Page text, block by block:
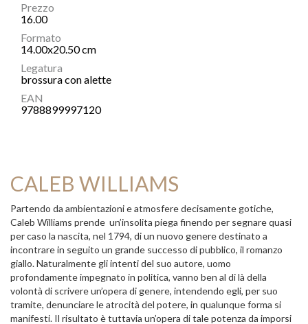
Prezzo
16.00
Formato
14.00x20.50 cm
Legatura
brossura con alette
EAN
9788899997120
CALEB WILLIAMS
Partendo da ambientazioni e atmosfere decisamente gotiche,
Caleb Williams prende un’insolita piega finendo per segnare quasi
per caso la nascita, nel 1794, di un nuovo genere destinato a
incontrare in seguito un grande successo di pubblico, il romanzo
giallo. Naturalmente gli intenti del suo autore, uomo
profondamente impegnato in politica, vanno ben al di là della
volontà di scrivere un’opera di genere, intendendo egli, per suo
tramite, denunciare le atrocità del potere, in qualunque forma si
manifesti. Il risultato è tuttavia un’opera di tale potenza da imporsi